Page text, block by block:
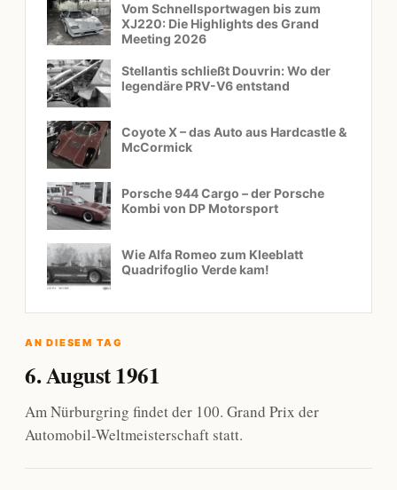
Vom Schnellsportwagen bis zum
XJ220: Die Highlights des Grand
Meeting 2026
Stellantis schließt Douvrin: Wo der
legendäre PRV-V6 entstand
Coyote X – das Auto aus Hardcastle &
McCormick
Porsche 944 Cargo – der Porsche
Kombi von DP Motorsport
Wie Alfa Romeo zum Kleeblatt
Quadrifoglio Verde kam!
AN DIESEM TAG
6. August 1961
Am Nürburgring findet der 100. Grand Prix der
Automobil-Weltmeisterschaft statt.